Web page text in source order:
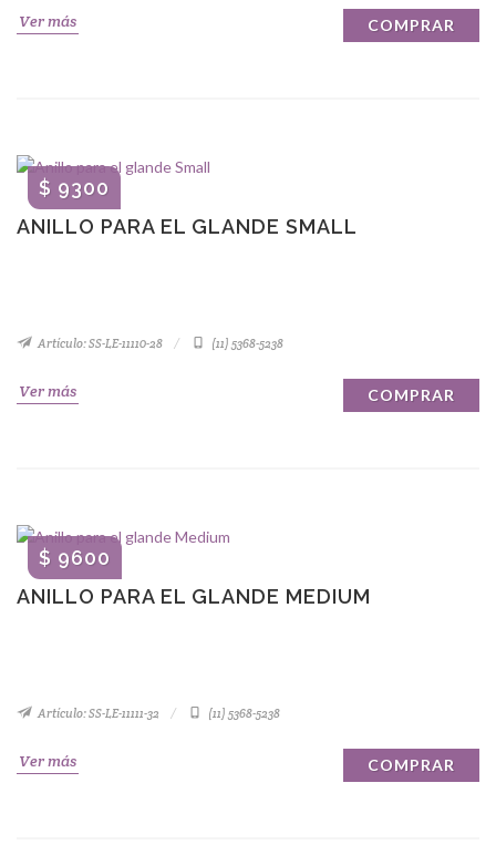
Ver más COMPRAR
ANILLO PARA EL GLANDE SMALL
$ 9300
Artículo: SS-LE-11110-28 (11) 5368-5238
Ver más COMPRAR
ANILLO PARA EL GLANDE MEDIUM
$ 9600
Artículo: SS-LE-11111-32 (11) 5368-5238
Ver más COMPRAR